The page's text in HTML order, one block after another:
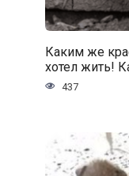
Каким же
хотел жить!
437